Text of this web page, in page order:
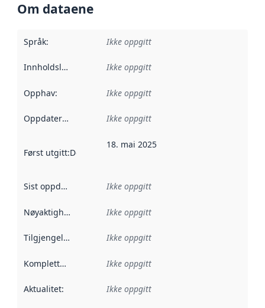
Om dataene
Språk: Ikke oppgitt
Innholdsleverandører :
Ikke oppgitt
Opphav: Ikke oppgitt
Oppdateringsfrekvens :
Ikke oppgitt
Først utgitt:Denne datoen sier når dataene i dette
18. mai 2025
Sist oppdatert Ikke oppgitt
Nøyaktighet Ikke oppgitt
Tilgjengelighet Ikke oppgitt
Kompletthet Ikke oppgitt
Aktualitet: Ikke oppgitt